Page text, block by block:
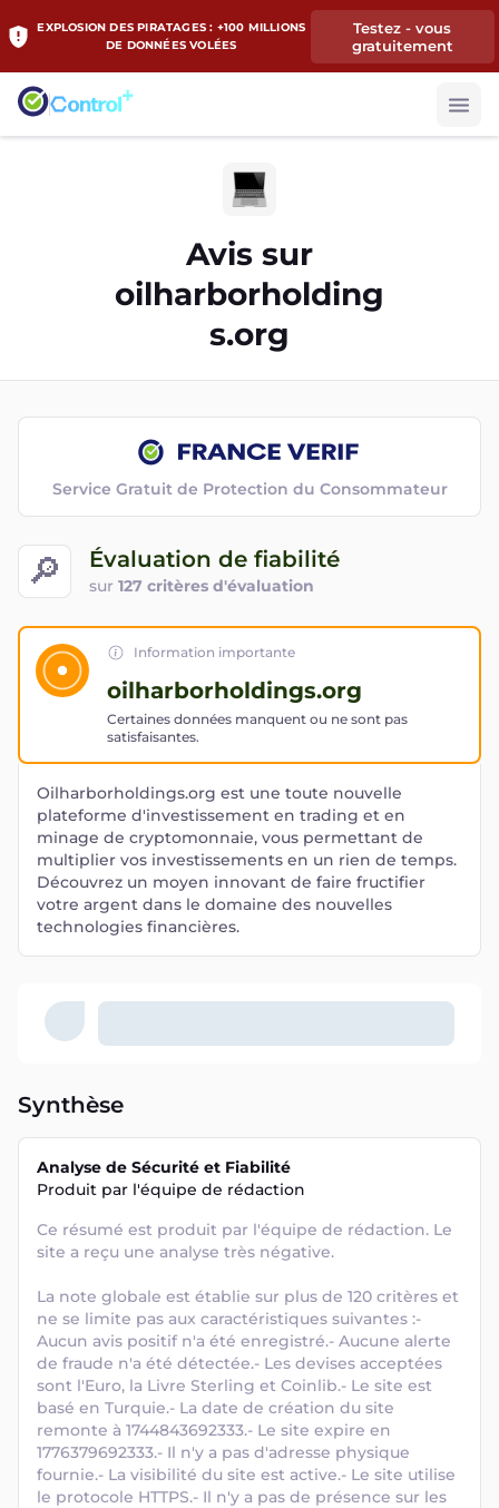
EXPLOSION DES PIRATAGES : +100 MILLIONS
DE DONNÉES VOLÉES
Testez - vous
gratuitement
Avis sur
oilharborholding
s.org
🔎 Évaluation de fiabilité
sur 127 critères d'évaluation
Service Gratuit de Protection du Consommateur
Information importante
oilharborholdings.org
Certaines données manquent ou ne sont pas
satisfaisantes.
Oilharborholdings.org est une toute nouvelle
plateforme d'investissement en trading et en
minage de cryptomonnaie, vous permettant de
multiplier vos investissements en un rien de temps.
Découvrez un moyen innovant de faire fructifier
votre argent dans le domaine des nouvelles
technologies financières.
Synthèse
Analyse de Sécurité et Fiabilité
Produit par l'équipe de rédaction
Ce résumé est produit par l'équipe de rédaction. Le
site a reçu une analyse très négative.
La note globale est établie sur plus de 120 critères et
ne se limite pas aux caractéristiques suivantes :-
Aucun avis positif n'a été enregistré.- Aucune alerte
de fraude n'a été détectée.- Les devises acceptées
sont l'Euro, la Livre Sterling et Coinlib.- Le site est
basé en Turquie.- La date de création du site
remonte à 1744843692333.- Le site expire en
1776379692333.- Il n'y a pas d'adresse physique
fournie.- La visibilité du site est active.- Le site utilise
le protocole HTTPS.- Il n'y a pas de présence sur les